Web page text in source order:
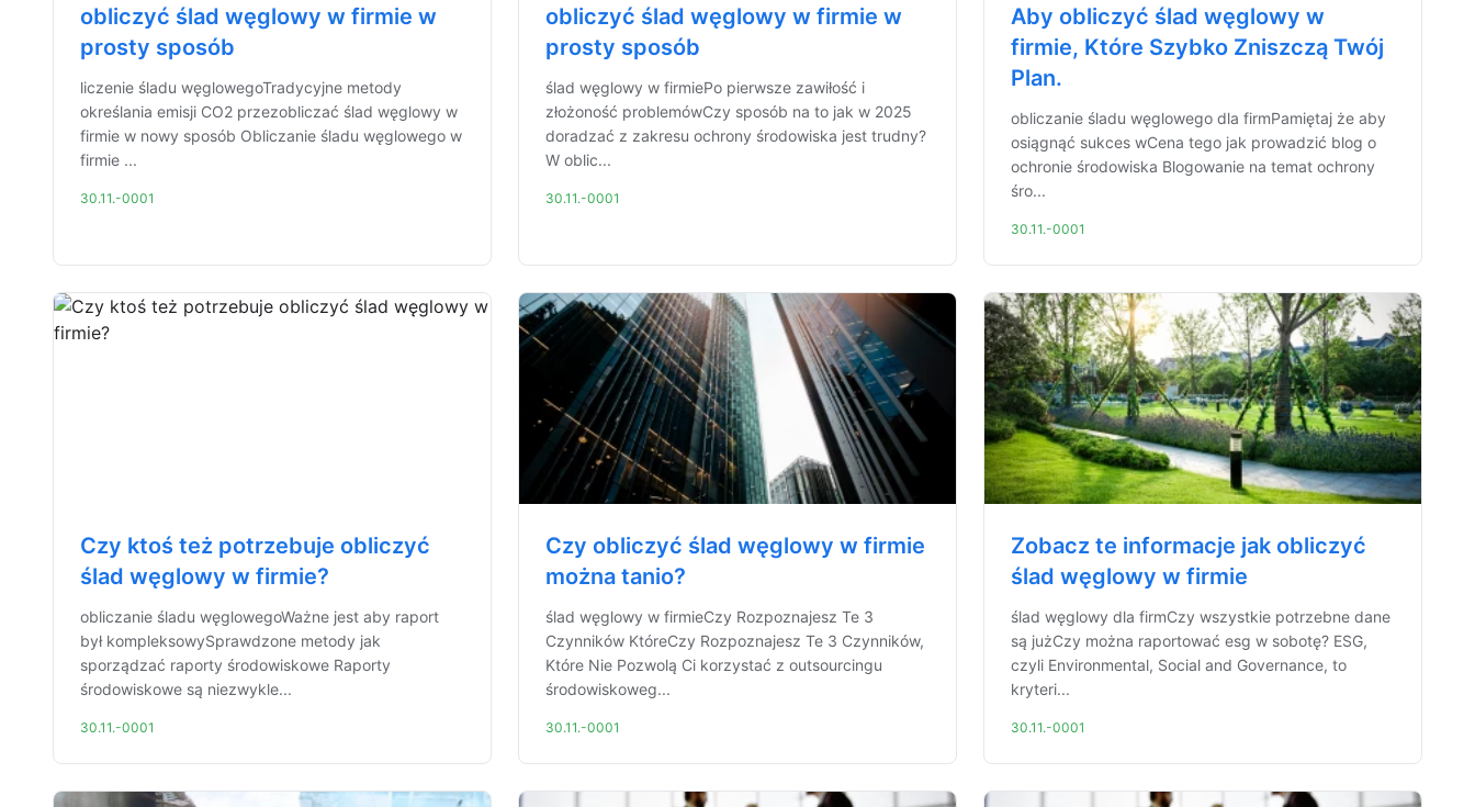
obliczyć ślad węglowy w firmie w
prosty sposób
liczenie śladu węglowegoTradycyjne metody
określania emisji CO2 przezobliczać ślad węglowy w
firmie w nowy sposób Obliczanie śladu węglowego w
firmie ...
30.11.-0001
obliczyć ślad węglowy w firmie w
prosty sposób
ślad węglowy w firmiePo pierwsze zawiłość i
złożoność problemówCzy sposób na to jak w 2025
doradzać z zakresu ochrony środowiska jest trudny?
W oblic...
30.11.-0001
Aby obliczyć ślad węglowy w
firmie, Które Szybko Zniszczą Twój
Plan.
obliczanie śladu węglowego dla firmPamiętaj że aby
osiągnąć sukces wCena tego jak prowadzić blog o
ochronie środowiska Blogowanie na temat ochrony
śro...
30.11.-0001
Czy ktoś też potrzebuje obliczyć
ślad węglowy w firmie?
obliczanie śladu węglowegoWażne jest aby raport
był kompleksowySprawdzone metody jak
sporządzać raporty środowiskowe Raporty
środowiskowe są niezwykle...
30.11.-0001
Czy obliczyć ślad węglowy w firmie
można tanio?
ślad węglowy w firmieCzy Rozpoznajesz Te 3
Czynników KtóreCzy Rozpoznajesz Te 3 Czynników,
Które Nie Pozwolą Ci korzystać z outsourcingu
środowiskoweg...
30.11.-0001
Zobacz te informacje jak obliczyć
ślad węglowy w firmie
ślad węglowy dla firmCzy wszystkie potrzebne dane
są jużCzy można raportować esg w sobotę? ESG,
czyli Environmental, Social and Governance, to
kryteri...
30.11.-0001